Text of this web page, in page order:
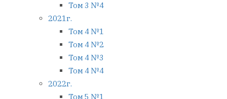
Том 3 №4
2021г.
Том 4 №1
Том 4 №2
Том 4 №3
Том 4 №4
2022г.
Том 5 №1